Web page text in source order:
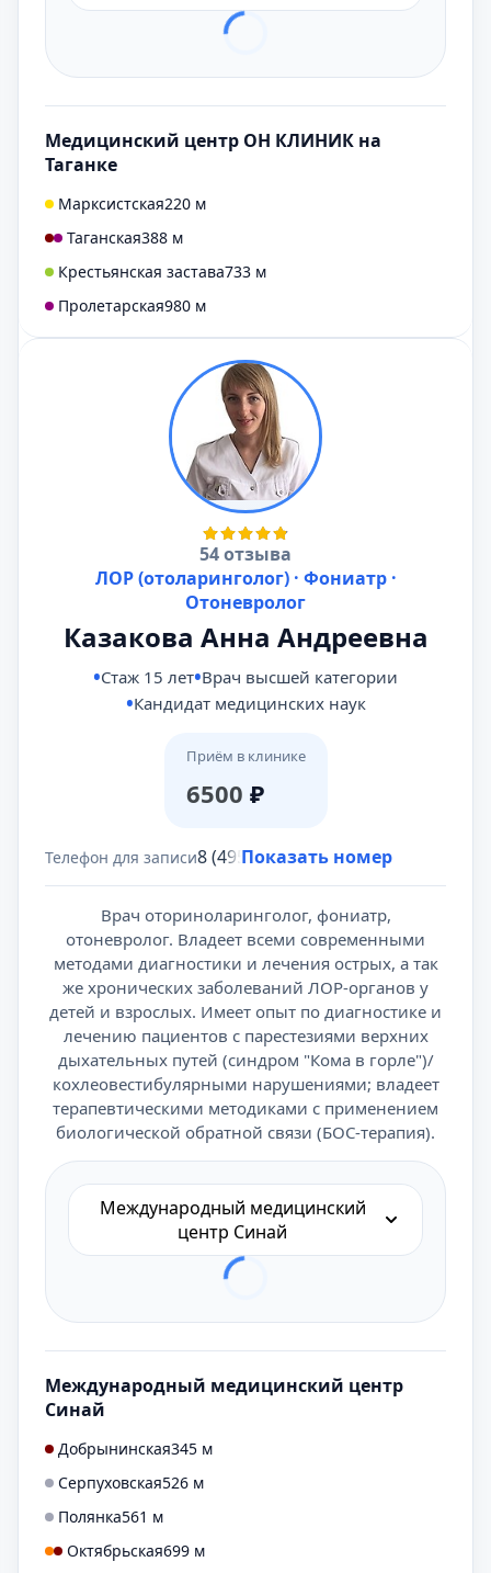
Медицинский центр ОН КЛИНИК на
Таганке
Марксистская220 м
Таганская388 м
Крестьянская застава733 м
Пролетарская980 м
54 отзыва
ЛОР (отоларинголог) · Фониатр ·
Отоневролог
Казакова Анна Андреевна
Стаж 15 лет Врач высшей категории
Кандидат медицинских наук
Приём в клинике
6500 ₽
Телефон для записи8 (495) 431-69-47
Показать номер
Врач оториноларинголог, фониатр,
отоневролог. Владеет всеми современными
методами диагностики и лечения острых, а так
же хронических заболеваний ЛОР-органов у
детей и взрослых. Имеет опыт по диагностике и
лечению пациентов с парестезиями верхних
дыхательных путей (синдром "Кома в горле")/
кохлеовестибулярными нарушениями; владеет
терапевтическими методиками с применением
биологической обратной связи (БОС-терапия).
Международный медицинский
центр Синай
Международный медицинский центр
Синай
Добрынинская345 м
Серпуховская526 м
Полянка561 м
Октябрьская699 м